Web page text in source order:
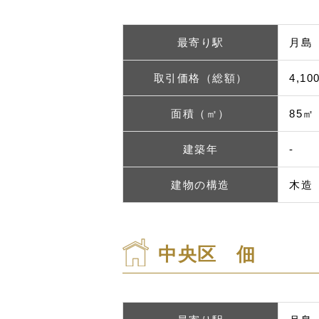
最寄り駅 月島
取引価格（総額）
面積（㎡） 85㎡
建築年 -
建物の構造 木造
中央区 佃